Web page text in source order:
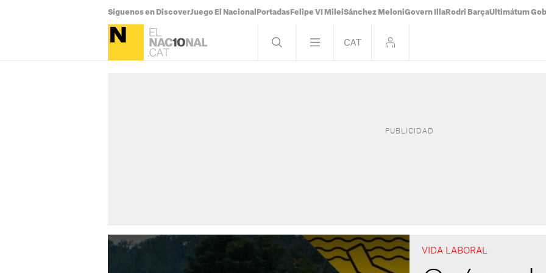
Síguenos en DiscoverJuego El Nacional Portadas Felipe VI MileiSánchez MeloniGovern Illa Rodri BarçaUltimátum
VIDA LABORAL